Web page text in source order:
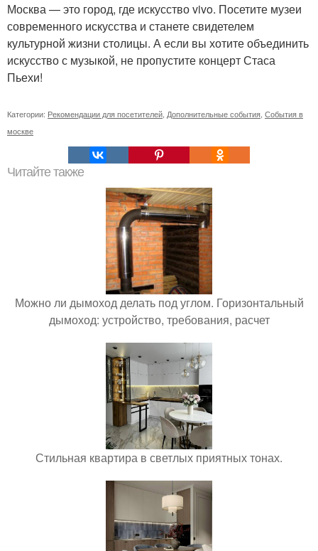
Москва — это город, где искусство vivo. Посетите музеи
современного искусства и станете свидетелем
культурной жизни столицы. А если вы хотите объединить
искусство с музыкой, не пропустите концерт Стаса
Пьехи!
Категории: Рекомендации для посетителей Дополнительные события События в
москве
Читайте также
Можно ли дымоход делать под углом. Горизонтальный
дымоход: устройство, требования, расчет
Стильная квартира в светлых приятных тонах.